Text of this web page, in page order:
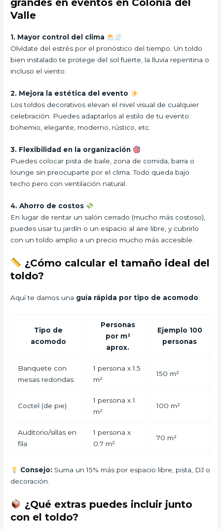
grandes en eventos en Colonia del
Valle
1. Mayor control del clima
Olvídate del estrés por el pronóstico del tiempo. Un toldo
bien instalado te protege del sol fuerte, la lluvia repentina o
incluso el viento.
2. Mejora la estética del evento
Los toldos decorativos elevan el nivel visual de cualquier
celebración. Puedes adaptarlos al estilo de tu evento:
bohemio, elegante, moderno, rústico, etc.
3. Flexibilidad en la organización
Puedes colocar pista de baile, zona de comida, barra o
lounge sin preocuparte por el clima. Todo queda bajo
techo pero con ventilación natural.
4. Ahorro de costos
En lugar de rentar un salón cerrado (mucho más costoso),
puedes usar tu jardín o un espacio al aire libre, y cubrirlo
con un toldo amplio a un precio mucho más accesible.
¿Cómo calcular el tamaño ideal del
toldo?
Aquí te damos una guía rápida por tipo de acomodo:
Tipo de
acomodo
Personas
por m²
aprox.
Ejemplo 100
personas
Banquete con
mesas redondas
1 persona x 1.5
m²
150 m²
Coctel (de pie)
1 persona x 1
m²
100 m²
Auditorio/sillas en
fila
1 persona x
0.7 m²
70 m²
Consejo:Suma un 15% más por espacio libre, pista, DJ o
decoración.
¿Qué extras puedes incluir junto
con el toldo?